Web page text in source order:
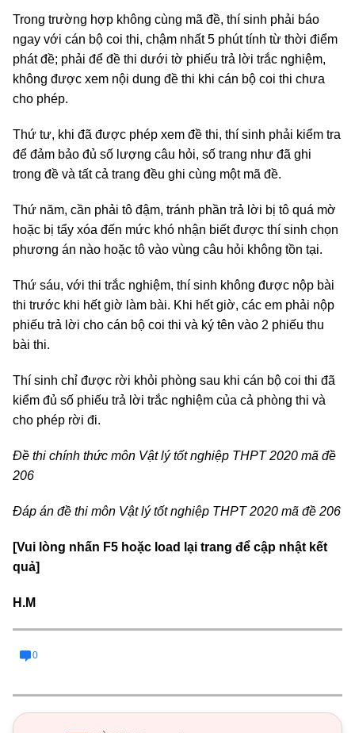
Trong trường hợp không cùng mã đề, thí sinh phải báo
ngay với cán bộ coi thi, chậm nhất 5 phút tính từ thời điểm
phát đề; phải để đề thi dưới tờ phiếu trả lời trắc nghiệm,
không được xem nội dung đề thi khi cán bộ coi thi chưa
cho phép.
Thứ tư, khi đã được phép xem đề thi, thí sinh phải kiểm tra
để đảm bảo đủ số lượng câu hỏi, số trang như đã ghi
trong đề và tất cả trang đều ghi cùng một mã đề.
Thứ năm, cần phải tô đậm, tránh phần trả lời bị tô quá mờ
hoặc bị tẩy xóa đến mức khó nhận biết được thí sinh chọn
phương án nào hoặc tô vào vùng câu hỏi không tồn tại.
Thứ sáu, với thi trắc nghiệm, thí sinh không được nộp bài
thi trước khi hết giờ làm bài. Khi hết giờ, các em phải nộp
phiếu trả lời cho cán bộ coi thi và ký tên vào 2 phiếu thu
bài thi.
Thí sinh chỉ được rời khỏi phòng sau khi cán bộ coi thi đã
kiểm đủ số phiếu trả lời trắc nghiệm của cả phòng thi và
cho phép rời đi.
Đề thi chính thức môn Vật lý tốt nghiệp THPT 2020 mã đề
206
Đáp án đề thi môn Vật lý tốt nghiệp THPT 2020 mã đề 206
[Vui lòng nhấn F5 hoặc load lại trang để cập nhật kết
quả]
H.M
0